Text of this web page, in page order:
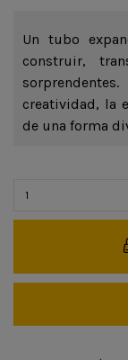
Un tubo
construir,
creatividad, la
de una forma